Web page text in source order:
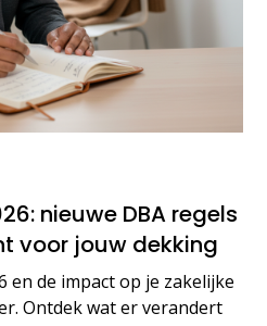
nieuwe DBA regels
voor jouw dekking
en de impact op je zakelijke
Ontdek wat er verandert